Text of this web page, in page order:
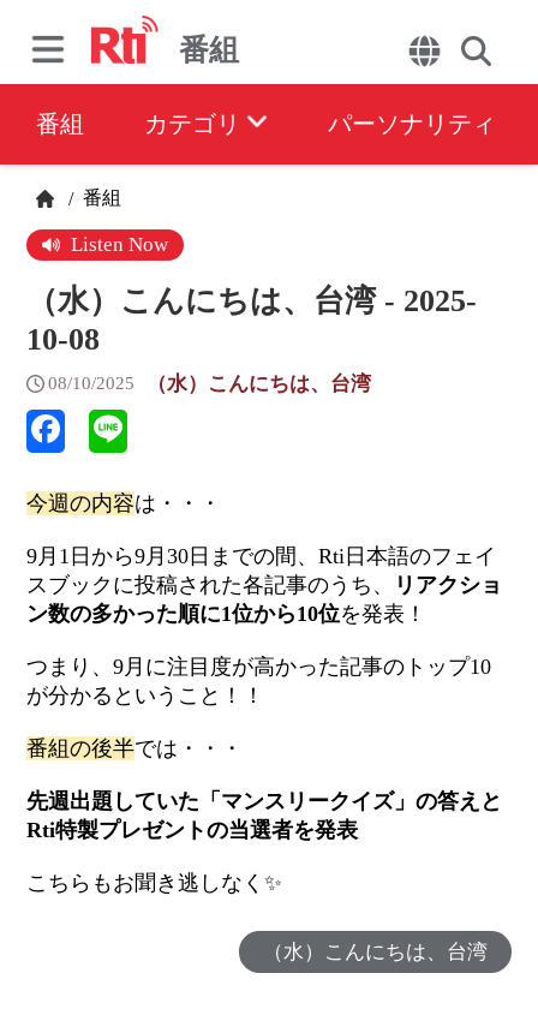
番組
番組 カテゴリ パーソナリティ
/ 番組
Listen Now
（水）こんにちは、台湾 - 2025-
10-08
08/10/2025 （水）こんにちは、台湾
今週の内容は・・・
9月1日から9月30日までの間、Rti日本語のフェイ
スブックに投稿された各記事のうち、
リアクショ
ン数の多かった順に1位から10位を発表！
つまり、9月に注目度が高かった記事のトップ10
が分かるということ！！
番組の後半では・・・
先週出題していた「マンスリークイズ」の答えと
Rti特製プレゼントの当選者を発表
こちらもお聞き逃しなく✨
（水）こんにちは、台湾